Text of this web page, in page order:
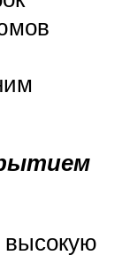
высокую